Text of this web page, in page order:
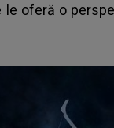
le oferă o